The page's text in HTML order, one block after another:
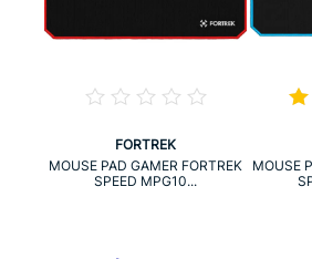
FORTREK
MOUSE PAD GAMER FORTREK
SPEED MPG10...
MOUSE